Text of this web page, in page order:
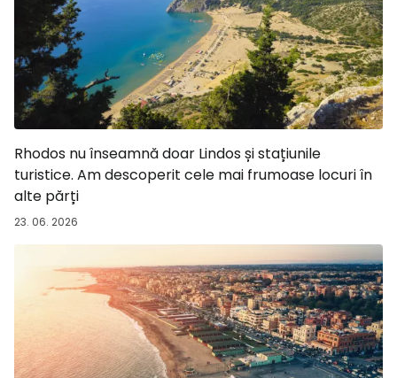
Rhodos nu înseamnă doar Lindos și stațiunile
turistice. Am descoperit cele mai frumoase locuri în
alte părți
23. 06. 2026